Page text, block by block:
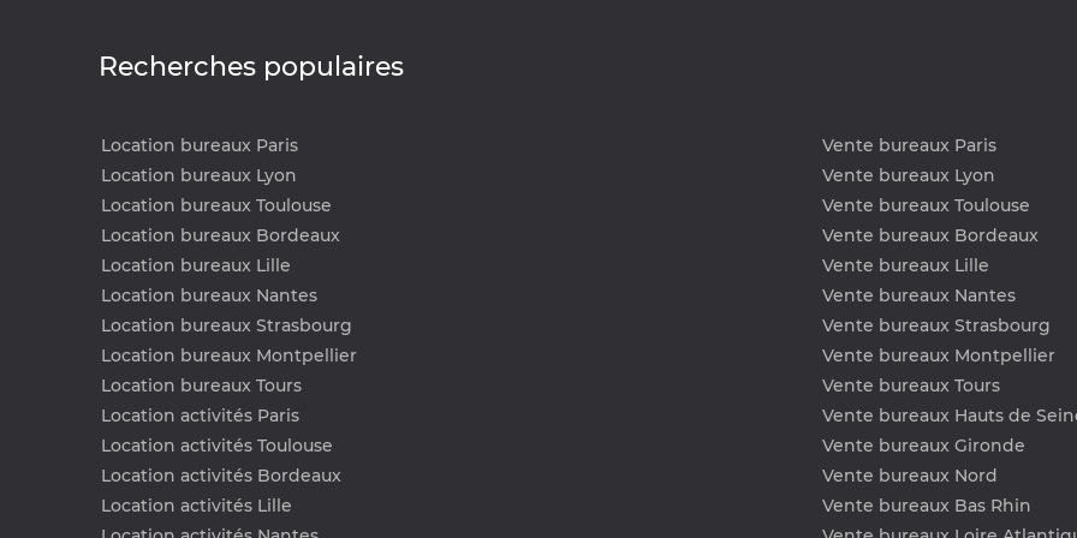
Recherches populaires
Location bureaux Paris
Location bureaux Lyon
Location bureaux Toulouse
Location bureaux Bordeaux
Location bureaux Lille
Location bureaux Nantes
Location bureaux Strasbourg
Location bureaux Montpellier
Location bureaux Tours
Vente bureaux Paris
Vente bureaux Lyon
Vente bureaux Toulouse
Vente bureaux Bordeaux
Vente bureaux Lille
Vente bureaux Nantes
Vente bureaux Strasbourg
Vente bureaux Montpellier
Vente bureaux Tours
Location activités Paris
Location activités Toulouse
Location activités Bordeaux
Location activités Lille
Vente bureaux Hauts de
Vente bureaux Gironde
Vente bureaux Nord
Vente bureaux Bas Rhin